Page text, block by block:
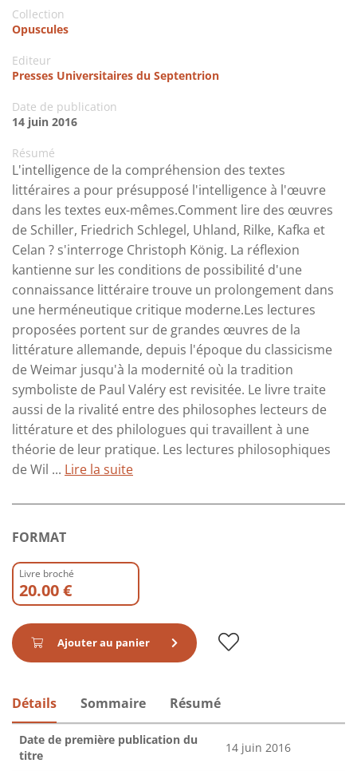
Collection
Opuscules
Editeur
Presses Universitaires du Septentrion
Date de publication
14 juin 2016
Résumé
L'intelligence de la compréhension des textes
littéraires a pour présupposé l'intelligence à l'œuvre
dans les textes eux-mêmes.Comment lire des œuvres
de Schiller, Friedrich Schlegel, Uhland, Rilke, Kafka et
Celan ? s'interroge Christoph König. La réflexion
kantienne sur les conditions de possibilité d'une
connaissance littéraire trouve un prolongement dans
une herméneutique critique moderne.Les lectures
proposées portent sur de grandes œuvres de la
littérature allemande, depuis l'époque du classicisme
de Weimar jusqu'à la modernité où la tradition
symboliste de Paul Valéry est revisitée. Le livre traite
aussi de la rivalité entre des philosophes lecteurs de
littérature et des philologues qui travaillent à une
théorie de leur pratique. Les lectures philosophiques
de Wil ... Lire la suite
FORMAT
Livre broché
20.00 €
Ajouter au panier
Détails Sommaire Résumé
Date de première publication du
titre
14 juin 2016